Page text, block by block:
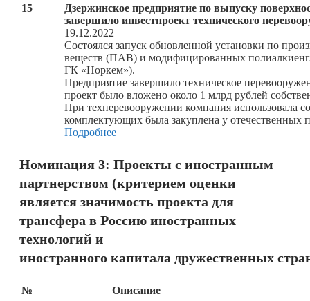
15
Дзержинское предприятие по выпуску
завершило инвестпроект технического
19.12.2022
Состоялся запуск обновленной установки по
веществ (ПАВ) и модифицированных
ГК «Норкем»).
Предприятие завершило техническое
проект было вложено около 1 млрд рублей
При техперевооружении компания использовала
комплектующих была закуплена у отечественных
Подробнее
Номинация 3: Проекты с иностранным
партнерством (критерием оценки
является значимость проекта для
трансфера в Россию иностранных
технологий и
иностранного капитала дружественных
№
Описание